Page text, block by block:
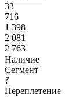
33
716
1 398
2 081
2 763
Наличие
Сегмент
?
Переплетение